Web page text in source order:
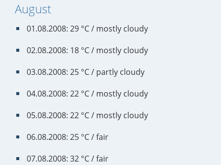
August
01.08.2008: 29 °C / mostly cloudy
02.08.2008: 18 °C / mostly cloudy
03.08.2008: 25 °C / partly cloudy
04.08.2008: 22 °C / mostly cloudy
05.08.2008: 22 °C / mostly cloudy
06.08.2008: 25 °C / fair
07.08.2008: 32 °C / fair